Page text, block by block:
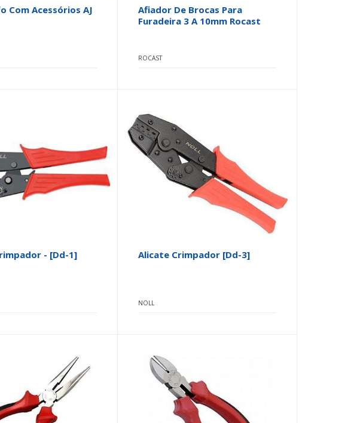
Com Acessórios AJ
Afiador De Brocas Para
Furadeira 3 A 10mm Rocast
ROCAST
- [dd-1] Alicate Crimpador [dd-3]
NOLL